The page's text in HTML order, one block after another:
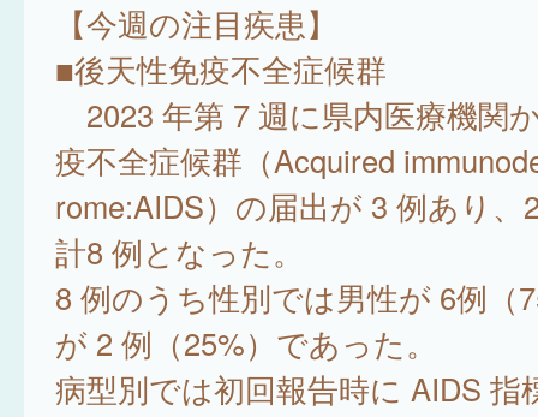
【今週の注目疾患】
■後天性免疫不全症候群
2023 年第 7 週に県内医療機関
疫不全症候群（Acquired
rome:AIDS）の届出が 3 例あり、
計8 例となった。
8 例のうち性別では男性が 6例（
が 2 例（25%）であった。
病型別では初回報告時に AIDS 指